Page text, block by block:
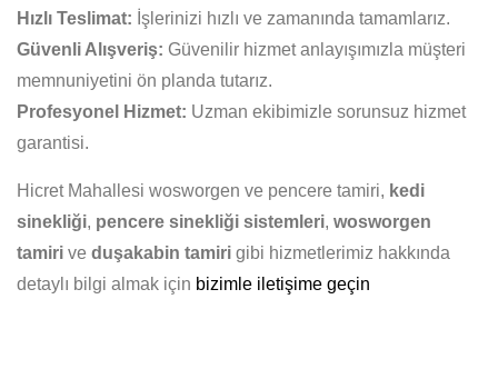
Hızlı Teslimat: İşlerinizi hızlı ve zamanında tamamlarız.
Güvenli Alışveriş: Güvenilir hizmet anlayışımızla müşteri
memnuniyetini ön planda tutarız.
Profesyonel Hizmet: Uzman ekibimizle sorunsuz hizmet
garantisi.
Hicret Mahallesi wosworgen ve pencere tamiri, kedi
sinekliği, pencere sinekliği sistemleri, wosworgen
tamiri ve duşakabin tamiri gibi hizmetlerimiz hakkında
detaylı bilgi almak için bizimle iletişime geçin